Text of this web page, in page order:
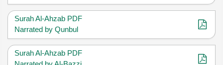
Surah Al-Ahzab PDF
Narrated by Qunbul
Surah Al-Ahzab PDF